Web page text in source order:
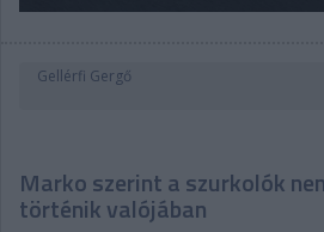
Gellérfi Gergő
Marko szerint a szurkolók
történik valójában